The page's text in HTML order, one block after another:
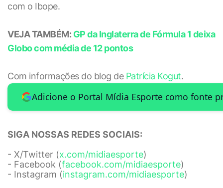
com o Ibope.
VEJA TAMBÉM: GP da Inglaterra de Fórmula 1 deixa
Globo com média de 12 pontos
Com informações do blog de Patrícia Kogut.
Adicione o Portal Mídia Esporte como fonte
SIGA NOSSAS REDES SOCIAIS:
- X/Twitter (x.com/midiaesporte)
- Facebook (facebook.com/midiaesporte)
- Instagram (instagram.com/midiaesporte)